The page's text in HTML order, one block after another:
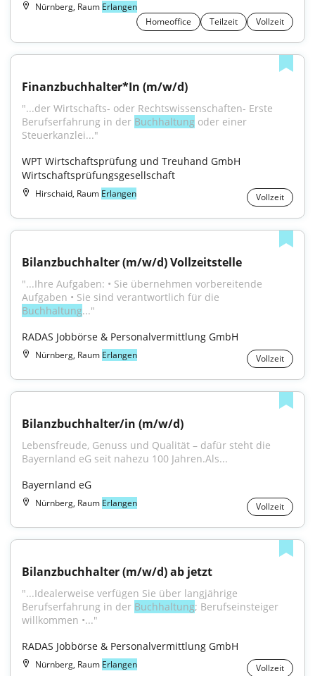
Nürnberg, Raum Erlangen
Homeoffice
Teilzeit Vollzeit
Finanzbuchhalter*In (m/w/d)
"...der Wirtschafts- oder Rechtswissenschaften- Erste
Berufserfahrung in der Buchhaltung oder einer
Steuerkanzlei..."
WPT Wirtschaftsprüfung und Treuhand GmbH
Wirtschaftsprüfungsgesellschaft
Hirschaid, Raum Erlangen Vollzeit
Bilanzbuchhalter (m/w/d) Vollzeitstelle
"...Ihre Aufgaben: • Sie übernehmen vorbereitende
Buchhaltung..."
RADAS Jobbörse & Personalvermittlung GmbH
Nürnberg, Raum Erlangen Vollzeit
Bilanzbuchhalter/in (m/w/d)
Lebensfreude, Genuss und Qualität – dafür steht die
Bayernland eG seit nahezu 100 Jahren.Als...
Bayernland eG
Nürnberg, Raum Erlangen Vollzeit
Bilanzbuchhalter (m/w/d) ab jetzt
"...Idealerweise verfügen Sie über langjährige
Berufserfahrung in der Buchhaltung; Berufseinsteiger
willkommen •..."
RADAS Jobbörse & Personalvermittlung GmbH
Nürnberg, Raum Erlangen Vollzeit